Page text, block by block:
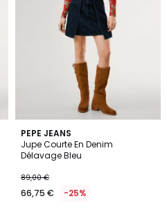
PEPE JEANS
Jupe Courte En Denim
Délavage Bleu
89,00 €
66,75 € -25%